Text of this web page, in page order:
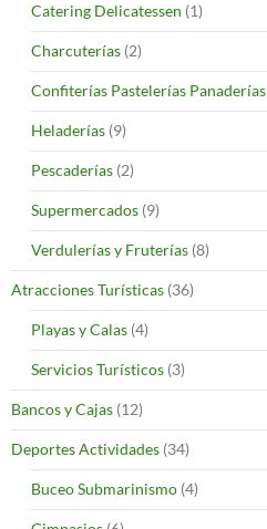
Catering Delicatessen (1)
Charcuterías (2)
Confiterías Pastelerías Panaderías
Heladerías (9)
Pescaderías (2)
Supermercados (9)
Verdulerías y Fruterías (8)
Atracciones Turísticas (36)
Playas y Calas (4)
Servicios Turísticos (3)
Bancos y Cajas (12)
Deportes Actividades (34)
Buceo Submarinismo (4)